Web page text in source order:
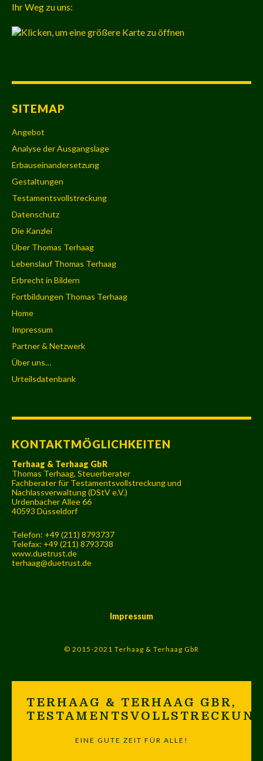
Ihr Weg zu uns:
SITEMAP
Angebot
Analyse der Ausgangslage
Erbauseinandersetzung
Gestaltungen
Testamentsvollstreckung
Datenschutz
Die Kanzlei
Über Thomas Terhaag
Lebenslauf Thomas Terhaag
Erbrecht in Bildern
Fortbildungen Thomas Terhaag
Home
Impressum
Partner & Netzwerk
Über uns…
Urteilsdatenbank
KONTAKTMÖGLICHKEITEN
Terhaag & Terhaag GbR
Thomas Terhaag, Steuerberater
Fachberater für Testamentsvollstreckung und
Nachlassverwaltung (DStV e.V.)
Urdenbacher Allee 66
40593 Düsseldorf
Telefon: +49 (211) 8793737
Telefax: +49 (211) 8793738
www.duetrust.de
terhaag@duetrust.de
Impressum
© 2015-2021 Terhaag & Terhaag GbR
TERHAAG & TERHAAG GBR,
EINE GUTE ZEIT FÜR ALLE!